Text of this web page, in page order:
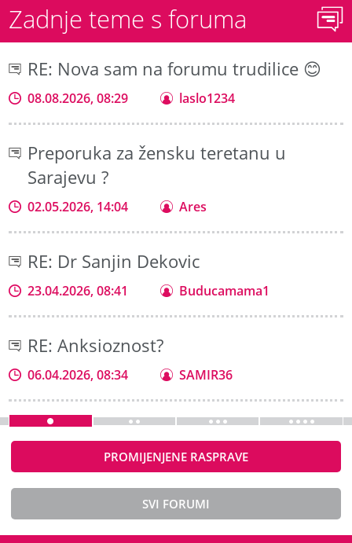
Zadnje teme s foruma
RE: Nova sam na forumu trudilice 😊
08.08.2026, 08:29 laslo1234
Preporuka za žensku teretanu u
Sarajevu ?
02.05.2026, 14:04 Ares
RE: Dr Sanjin Dekovic
23.04.2026, 08:41 Buducamama1
RE: Anksioznost?
06.04.2026, 08:34 SAMIR36
PROMIJENJENE RASPRAVE
SVI FORUMI